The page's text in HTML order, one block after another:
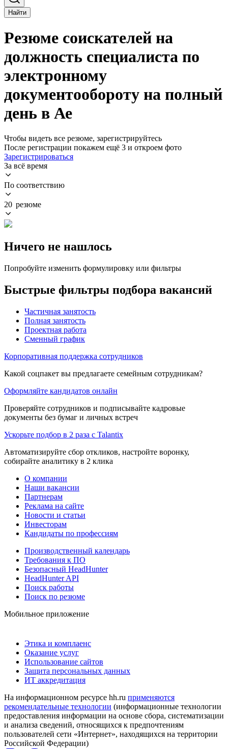
Найти
Резюме соискателей на
должность специалиста по
электронному
документообороту на полный
день в Ае
Чтобы видеть все резюме, зарегистрируйтесь
После регистрации покажем ещё 3 и откроем фото
Зарегистрироваться
За всё время
По соответствию
20 резюме
Ничего не нашлось
Попробуйте изменить формулировку или фильтры
Быстрые фильтры подбора вакансий
Частичная занятость
Полная занятость
Проектная работа
Сменный график
Корпоративная поддержка сотрудников
Какой соцпакет вы предлагаете семейным сотрудникам?
Оформляйте кандидатов онлайн
Проверяйте сотрудников и подписывайте кадровые
документы без бумаг и личных встреч
Ускорьте подбор в 2 раза с Talantix
Автоматизируйте сбор откликов, настройте воронку,
собирайте аналитику в 2 клика
О компании
Наши вакансии
Партнерам
Реклама на сайте
Новости и статьи
Инвесторам
Кандидаты по профессиям
Производственный календарь
Требования к ПО
Безопасный HeadHunter
HeadHunter API
Поиск работы
Поиск по резюме
Мобильное приложение
Этика и комплаенс
Оказание услуг
Использование сайтов
Защита персональных данных
ИТ аккредитация
На информационном ресурсе hh.ru применяются
рекомендательные технологии (информационные технологии
предоставления информации на основе сбора, систематизации
и анализа сведений, относящихся к предпочтениям
пользователей сети «Интернет», находящихся на территории
Российской Федерации)